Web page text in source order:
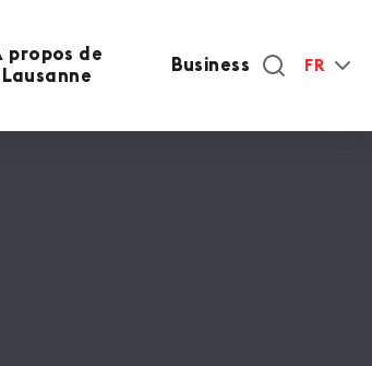
propos de
Lausanne
Business FR